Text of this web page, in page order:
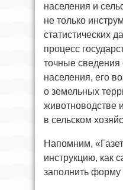
населения и
не только
статистических
процесс
точные сведения
населения, его
о земельных
животноводстве
в сельском
Напомним,
инструкцию, как
заполнить